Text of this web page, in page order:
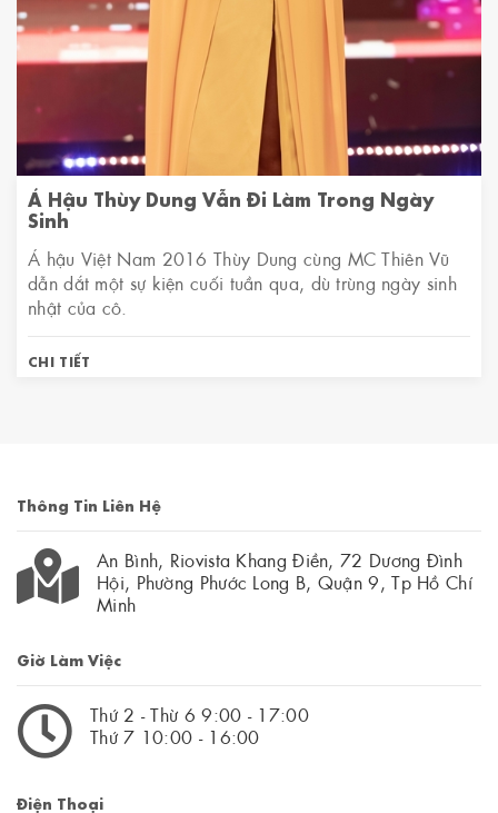
Á Hậu Thùy Dung Vẫn Đi Làm Trong Ngày
Sinh
Á hậu Việt Nam 2016 Thùy Dung cùng MC Thiên Vũ
dẫn dắt một sự kiện cuối tuần qua, dù trùng ngày sinh
nhật của cô.
CHI TIẾT
Thông Tin Liên Hệ
An Bình, Riovista Khang Điền, 72 Dương Đình
Hội, Phường Phước Long B, Quận 9, Tp Hồ Chí
Minh
Giờ Làm Việc
Thứ 2 - Thừ 6 9:00 - 17:00
Thứ 7 10:00 - 16:00
Điện Thoại